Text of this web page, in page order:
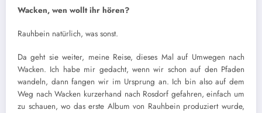
Wacken, wen wollt ihr hören?
Rauhbein natürlich, was sonst.
Da geht sie weiter, meine Reise, dieses Mal auf Umwegen nach
Wacken. Ich habe mir gedacht, wenn wir schon auf den Pfaden
wandeln, dann fangen wir im Ursprung an. Ich bin also auf dem
Weg nach Wacken kurzerhand nach Rosdorf gefahren, einfach um
zu schauen, wo das erste Album von Rauhbein produziert wurde,